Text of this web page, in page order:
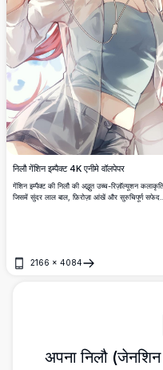
निलौ गेंशिन इम्पैक्ट 4K एनीमे वॉलपेपर
गेंशिन इम्पैक्ट की निलौ की अद्भुत उच्च-रिज़ॉल्यूशन कलाकृति
जिसमें सुंदर लाल बाल, फ़िरोज़ा आंखें और सुरुचिपूर्ण सफेद
2166 × 4084
खोलें
अपना निलौ